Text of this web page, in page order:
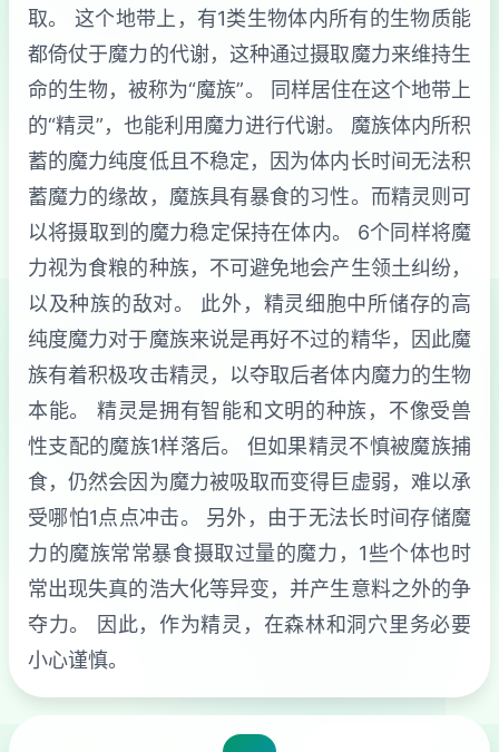
取。 这个地带上，有1类生物体内所有的生物质能
都倚仗于魔力的代谢，这种通过摄取魔力来维持生
命的生物，被称为“魔族”。 同样居住在这个地带上
的“精灵”，也能利用魔力进行代谢。 魔族体内所积
蓄的魔力纯度低且不稳定，因为体内长时间无法积
蓄魔力的缘故，魔族具有暴食的习性。而精灵则可
以将摄取到的魔力稳定保持在体内。 6个同样将魔
力视为食粮的种族，不可避免地会产生领土纠纷，
以及种族的敌对。 此外，精灵细胞中所储存的高
纯度魔力对于魔族来说是再好不过的精华，因此魔
族有着积极攻击精灵，以夺取后者体内魔力的生物
本能。 精灵是拥有智能和文明的种族，不像受兽
性支配的魔族1样落后。 但如果精灵不慎被魔族捕
食，仍然会因为魔力被吸取而变得巨虚弱，难以承
受哪怕1点点冲击。 另外，由于无法长时间存储魔
力的魔族常常暴食摄取过量的魔力，1些个体也时
常出现失真的浩大化等异变，并产生意料之外的争
夺力。 因此，作为精灵，在森林和洞穴里务必要
小心谨慎。